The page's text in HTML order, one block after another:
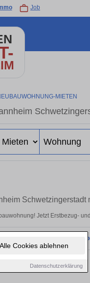
Alle Cookies ablehnen
Datenschutzerklärung
Job
MIETEN
Jetzt Erstbezug-
Schauen Sie bald wieder